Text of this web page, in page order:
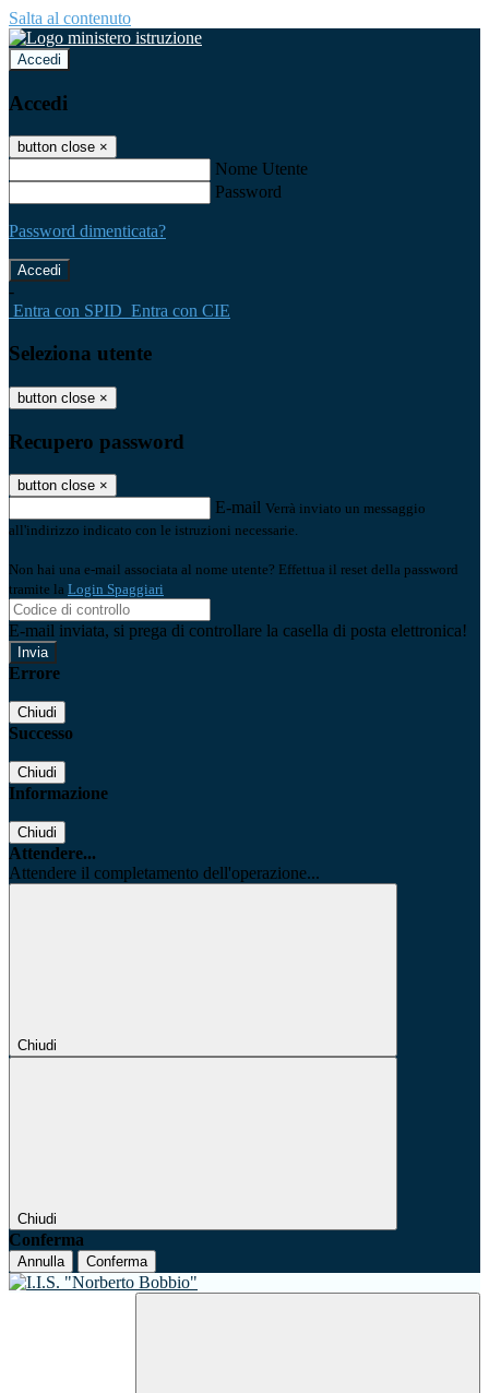
Salta al contenuto
Accedi
Accedi
button close ×
Nome Utente
Password
Password dimenticata?
-
Entra con SPID Entra con CIE
Seleziona utente
button close ×
Recupero password
button close ×
E-mail Verrà inviato un messaggio
all'indirizzo indicato con le istruzioni necessarie.
Non hai una e-mail associata al nome utente? Effettua il reset della password
tramite la Login Spaggiari
E-mail inviata, si prega di controllare la casella di posta elettronica!
Errore
Chiudi
Successo
Chiudi
Informazione
Chiudi
Attendere...
Attendere il completamento dell'operazione...
Chiudi
Chiudi
Conferma
Annulla Conferma